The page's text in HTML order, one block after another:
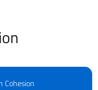
Cohesion